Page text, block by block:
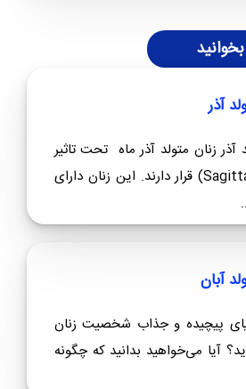
مردان راهنمای کامل شناخت
کمکت کنه!!
زنان متولد آذر ماه تحت تاثیر
علامت قوس (Sagittarius) قرار دارند. این زنان دارای